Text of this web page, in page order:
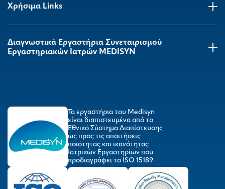
Χρήσιμα Links
Διαγνωστικά Εργαστήρια Συνεταιρισμού
Εργαστηριακών Ιατρών MEDISYΝ
Τα εργαστήρια του Medisyn
είναι διαπιστευμένα από το
Εθνικό Σύστημα Διαπίστευσης
ως προς τις απαιτήσεις
ποιότητας και ικανότητας
Ιατρικών Εργαστηρίων που
προδιαγράφει το ISO 15189